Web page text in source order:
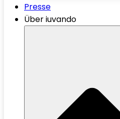
Presse
Über iuvando